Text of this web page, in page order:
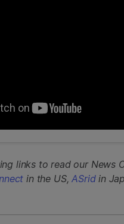
links to read our News
in the US,ASridin